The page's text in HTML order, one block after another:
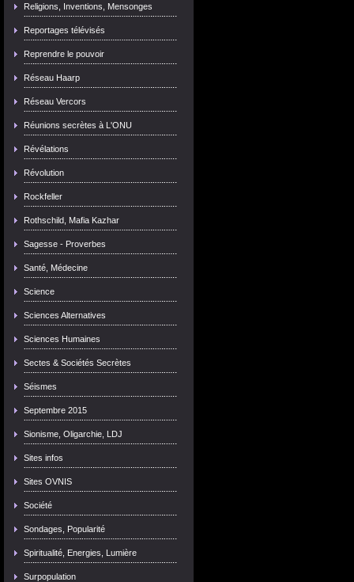
Religions, Inventions, Mensonges
Reportages télévisés
Reprendre le pouvoir
Réseau Haarp
Réseau Vercors
Réunions secrètes à L'ONU
Révélations
Révolution
Rockfeller
Rothschild, Mafia Kazhar
Sagesse - Proverbes
Santé, Médecine
Science
Sciences Alternatives
Sciences Humaines
Sectes & Sociétés Secrètes
Séismes
Septembre 2015
Sionisme, Oligarchie, LDJ
Sites infos
Sites OVNIS
Société
Sondages, Popularité
Spiritualité, Energies, Lumière
Surpopulation